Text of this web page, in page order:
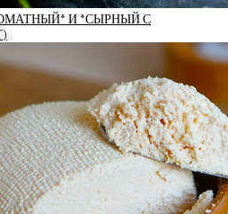
И *СЫРНЫЙ С